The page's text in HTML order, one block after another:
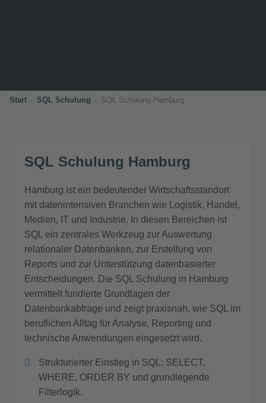
Start SQL Schulung SQL Schulung Hamburg
SQL Schulung Hamburg
Hamburg ist ein bedeutender Wirtschaftsstandort
mit datenintensiven Branchen wie Logistik, Handel,
Medien, IT und Industrie. In diesen Bereichen ist
SQL ein zentrales Werkzeug zur Auswertung
relationaler Datenbanken, zur Erstellung von
Reports und zur Unterstützung datenbasierter
Entscheidungen. Die SQL Schulung in Hamburg
vermittelt fundierte Grundlagen der
Datenbankabfrage und zeigt praxisnah, wie SQL im
beruflichen Alltag für Analyse, Reporting und
technische Anwendungen eingesetzt wird.
Strukturierter Einstieg in SQL: SELECT,
WHERE, ORDER BY und grundlegende
Filterlogik.